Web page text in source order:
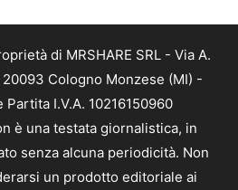
di MRSHARE SRL - Via A.
20093 Cologno Monzese (MI) -
Partita I.V.A. 10216150960
è una testata giornalistica, in
senza alcuna periodicità. Non
un prodotto editoriale ai